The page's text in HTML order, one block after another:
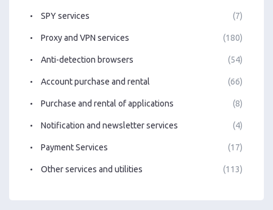
SPY services (7)
Proxy and VPN services (180)
Anti-detection browsers (54)
Account purchase and rental (66)
Purchase and rental of applications (8)
Notification and newsletter services (4)
Payment Services (17)
Other services and utilities (113)